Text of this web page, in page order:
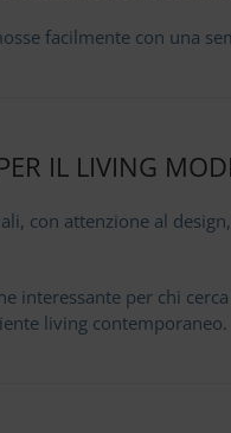
facilmente con una
IL LIVING
con attenzione al
interessante per chi
living contemporaneo.